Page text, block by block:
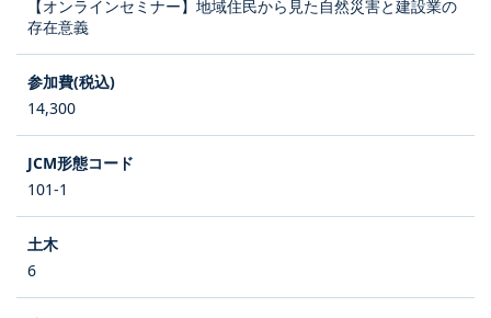
【オンラインセミナー】地域住民から見た自然災害と建設業の
存在意義
14,300
101-1
6